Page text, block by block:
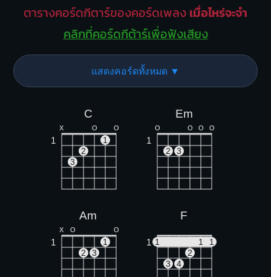
ตารางคอร์ดกีตาร์ของคอร์ดเพลง เมื่อไหร่จะจำ
คลิกที่คอร์ดกีต้าร์เพื่อฟังเสียง
แสดงคอร์ดทั้งหมด ▼
C
X O O
1
1
2
3
Em
O O O O
1
2 3
Am
X O O
1
1
2
3
F
1 1 1
1
2
3
4